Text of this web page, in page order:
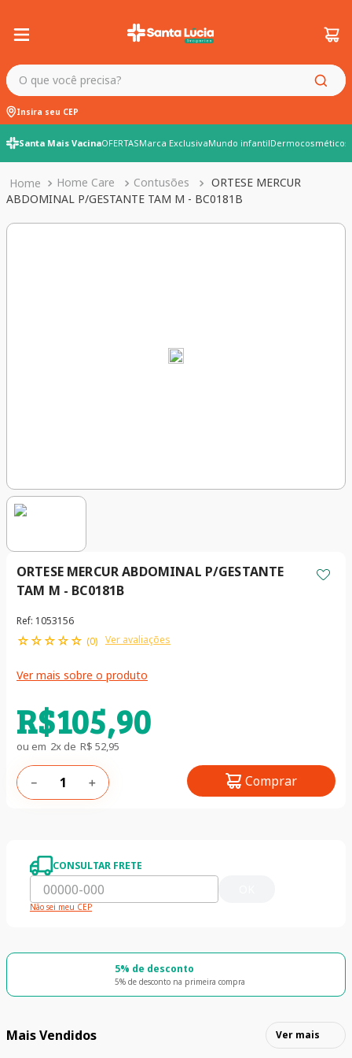
O que você precisa?
Insira seu CEP
Santa Mais VacinaOFERTASMarca ExclusivaMundo infantilDermocosméticos
Home Care Contusões
ORTESE MERCUR
ABDOMINAL P/GESTANTE TAM M - BC0181B
ORTESE MERCUR ABDOMINAL P/GESTANTE
TAM M - BC0181B
Ref: 1053156
☆☆☆☆☆ (0) Ver avaliações
Ver mais sobre o produto
R$105,90
ou em 2x de R$ 52,95
＋
－ Comprar
CONSULTAR FRETE
Não sei meu CEP
5% de desconto
5% de desconto na primeira compra
Mais Vendidos Ver mais